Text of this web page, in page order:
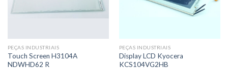
PEÇAS INDUSTRIAIS
Touch Screen H3104A
NDWHD62 R
PEÇAS INDUSTRIAIS
Display LCD Kyocera
KCS104VG2HB